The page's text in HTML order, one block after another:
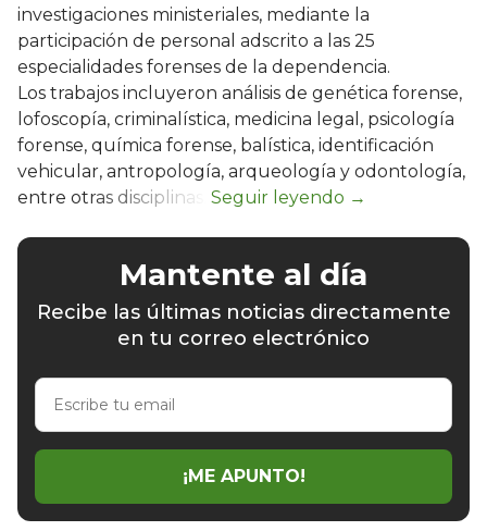
investigaciones ministeriales, mediante la
participación de personal adscrito a las 25
especialidades forenses de la dependencia.
Los trabajos incluyeron análisis de genética forense,
lofoscopía, criminalística, medicina legal, psicología
forense, química forense, balística, identificación
vehicular, antropología, arqueología y odontología,
entre otras disciplinas.
Mantente al día
Recibe las últimas noticias directamente
en tu correo electrónico
Escribe
email
¡ME APUNTO!